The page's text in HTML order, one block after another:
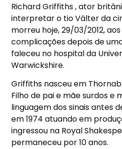
Richard Griffiths , ator
interpretar o tio Válter da
morreu hoje, 29/03/2012,
complicações depois de
faleceu no hospital da
Warwickshire.
Griffiths nasceu em
Filho de pai e mãe surdos e
linguagem dos sinais antes
em 1974 atuando em
ingressou na Royal
permaneceu por 10 anos.